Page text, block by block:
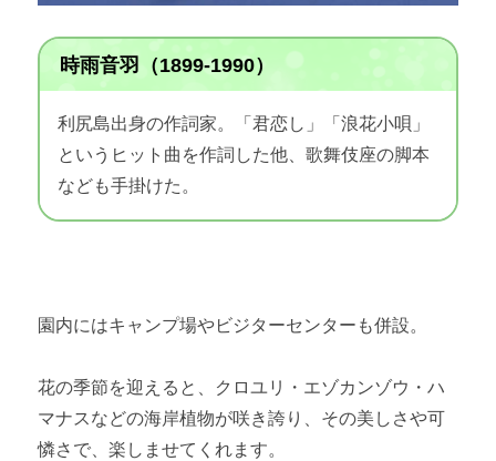
時雨音羽（1899-1990）
利尻島出身の作詞家。「君恋し」「浪花小唄」
というヒット曲を作詞した他、歌舞伎座の脚本
なども手掛けた。
園内にはキャンプ場やビジターセンターも併設。
花の季節を迎えると、クロユリ・エゾカンゾウ・ハ
マナスなどの海岸植物が咲き誇り、その美しさや可
憐さで、楽しませてくれます。